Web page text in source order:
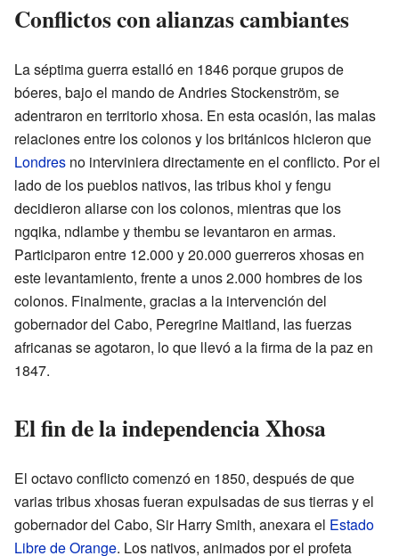
Conflictos con alianzas cambiantes
La séptima guerra estalló en 1846 porque grupos de
bóeres, bajo el mando de Andries Stockenström, se
adentraron en territorio xhosa. En esta ocasión, las malas
relaciones entre los colonos y los británicos hicieron que
Londres no interviniera directamente en el conflicto. Por el
lado de los pueblos nativos, las tribus khoi y fengu
decidieron aliarse con los colonos, mientras que los
ngqika, ndlambe y thembu se levantaron en armas.
Participaron entre 12.000 y 20.000 guerreros xhosas en
este levantamiento, frente a unos 2.000 hombres de los
colonos. Finalmente, gracias a la intervención del
gobernador del Cabo, Peregrine Maitland, las fuerzas
africanas se agotaron, lo que llevó a la firma de la paz en
1847.
El fin de la independencia Xhosa
El octavo conflicto comenzó en 1850, después de que
varias tribus xhosas fueran expulsadas de sus tierras y el
gobernador del Cabo, Sir Harry Smith, anexara el Estado
Libre de Orange. Los nativos, animados por el profeta